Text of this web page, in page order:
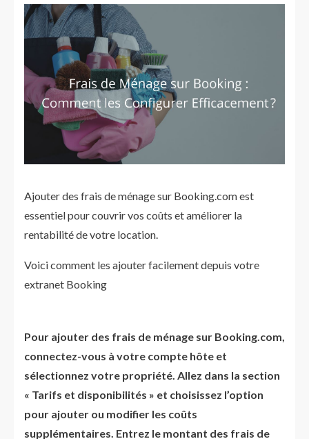
Ajouter des frais de ménage sur Booking.com est
essentiel pour couvrir vos coûts et améliorer la
rentabilité de votre location.
Voici comment les ajouter facilement depuis votre
extranet Booking
Pour ajouter des frais de ménage sur Booking.com,
connectez-vous à votre compte hôte et
sélectionnez votre propriété. Allez dans la section
« Tarifs et disponibilités » et choisissez l’option
pour ajouter ou modifier les coûts
supplémentaires. Entrez le montant des frais de